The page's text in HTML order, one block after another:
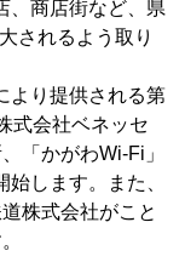
、商店街など、県
されるよう取り
より提供される第
式会社ベネッセ
「かがわWi-Fi」
します。また、
株式会社がこと